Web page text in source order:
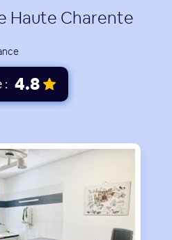
Haute Charente
: 4.8